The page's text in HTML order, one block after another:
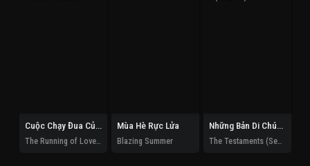
Cuộc Chạy Đua Của Tình Và Tiền Mùa Hè Rực Lửa
Blazing Summer
Những Bản Di Chúc (Phần 1)